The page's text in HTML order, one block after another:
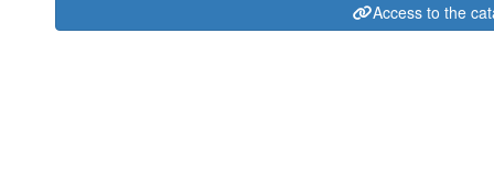
Access to the